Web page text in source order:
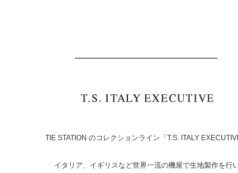
TIE STATION のコレクションライン「T.S. ITALY
イタリア、イギリスなど世界一流の機屋で生地製作を行